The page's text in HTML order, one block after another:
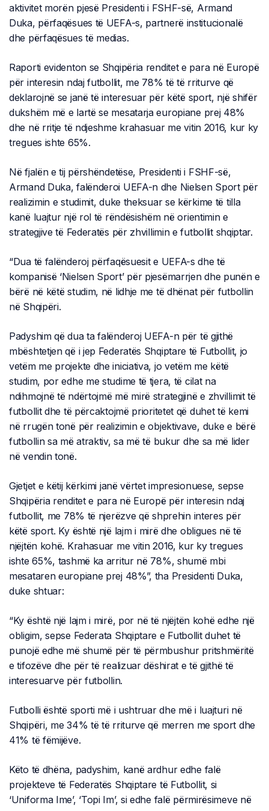
aktivitet morën pjesë Presidenti i FSHF-së, Armand
Duka, përfaqësues të UEFA-s, partnerë institucionalë
dhe përfaqësues të medias.
Raporti evidenton se Shqipëria renditet e para në Europë
për interesin ndaj futbollit, me 78% të të rriturve që
deklarojnë se janë të interesuar për këtë sport, një shifër
dukshëm më e lartë se mesatarja europiane prej 48%
dhe në rritje të ndjeshme krahasuar me vitin 2016, kur ky
tregues ishte 65%.
Në fjalën e tij përshëndetëse, Presidenti i FSHF-së,
Armand Duka, falënderoi UEFA-n dhe Nielsen Sport për
realizimin e studimit, duke theksuar se kërkime të tilla
kanë luajtur një rol të rëndësishëm në orientimin e
strategjive të Federatës për zhvillimin e futbollit shqiptar.
“Dua të falënderoj përfaqësuesit e UEFA-s dhe të
kompanisë ‘Nielsen Sport’ për pjesëmarrjen dhe punën e
bërë në këtë studim, në lidhje me të dhënat për futbollin
në Shqipëri.
Padyshim që dua ta falënderoj UEFA-n për të gjithë
mbështetjen që i jep Federatës Shqiptare të Futbollit, jo
vetëm me projekte dhe iniciativa, jo vetëm me këtë
studim, por edhe me studime të tjera, të cilat na
ndihmojnë të ndërtojmë më mirë strategjinë e zhvillimit të
futbollit dhe të përcaktojmë prioritetet që duhet të kemi
në rrugën tonë për realizimin e objektivave, duke e bërë
futbollin sa më atraktiv, sa më të bukur dhe sa më lider
në vendin tonë.
Gjetjet e këtij kërkimi janë vërtet impresionuese, sepse
Shqipëria renditet e para në Europë për interesin ndaj
futbollit, me 78% të njerëzve që shprehin interes për
këtë sport. Ky është një lajm i mirë dhe obligues në të
njëjtën kohë. Krahasuar me vitin 2016, kur ky tregues
ishte 65%, tashmë ka arritur në 78%, shumë mbi
mesataren europiane prej 48%”, tha Presidenti Duka,
duke shtuar:
“Ky është një lajm i mirë, por në të njëjtën kohë edhe një
obligim, sepse Federata Shqiptare e Futbollit duhet të
punojë edhe më shumë për të përmbushur pritshmëritë
e tifozëve dhe për të realizuar dëshirat e të gjithë të
interesuarve për futbollin.
Futbolli është sporti më i ushtruar dhe më i luajturi në
Shqipëri, me 34% të të rriturve që merren me sport dhe
41% të fëmijëve.
Këto të dhëna, padyshim, kanë ardhur edhe falë
projekteve të Federatës Shqiptare të Futbollit, si
‘Uniforma Ime’, ‘Topi Im’, si edhe falë përmirësimeve në